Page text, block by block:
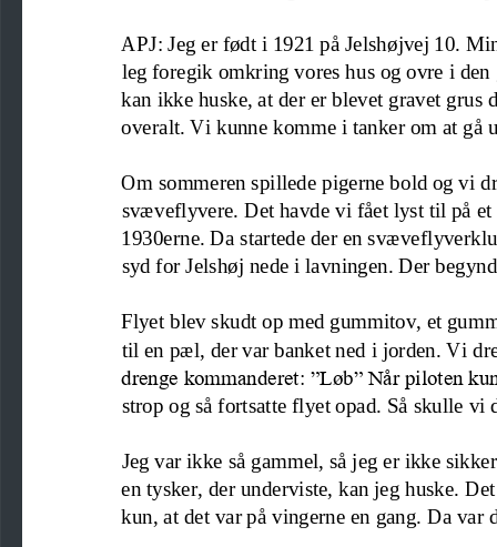
APJ: Jeg er født i 1921 på Jelshøjvej 10.
leg foregik omkring vores hus og ovre i
kan ikke huske, at der er blevet gravet grus
overalt. Vi kunne komme i tanker om at gå
Om sommeren spillede pigerne bold og vi
svæveflyvere. Det havde vi fået lyst til på
1930erne. Da startede der en
syd for Jelshøj nede i lavningen. Der
Flyet blev skudt op med gummitov, et
til en pæl, der var banket ned i jorden. Vi
drenge kommanderet: ”Løb” Når piloten
strop og så fortsatte flyet opad Så skulle vi
Jeg var ikke så gammel, så jeg er ikke
en tysker, der underviste, kan jeg huske .
kun, at det var på vingerne en gang. Da var